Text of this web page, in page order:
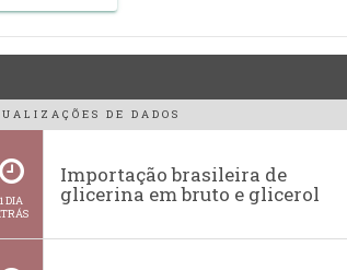
DE DADOS
1 DIA
Importação brasileira de
glicerina em bruto e glicerol